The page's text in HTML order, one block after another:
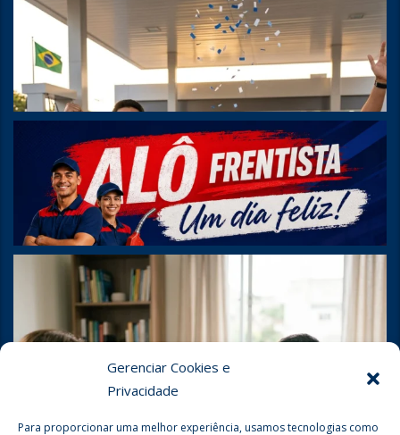
Gerenciar Cookies e
Privacidade
Para proporcionar uma melhor experiência, usamos tecnologias como